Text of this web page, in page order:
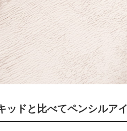
ッドと比べてペンシルア